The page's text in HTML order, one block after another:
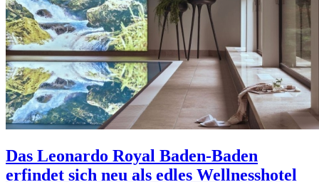
Das Leonardo Royal Baden-Baden
erfindet sich neu als edles Wellnesshotel